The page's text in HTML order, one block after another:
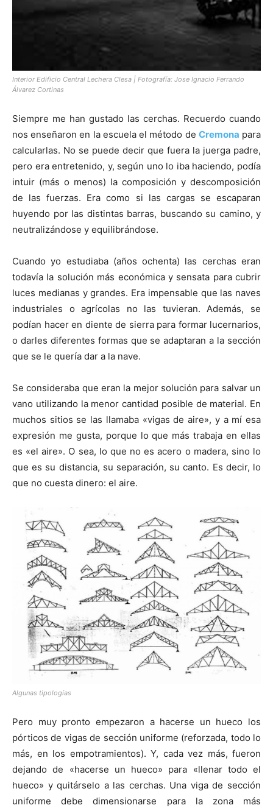
Interior Edificio Central Lechera Clesa | Fotografía: Jose Ignacio Ferrando
Álvarez Cortinas
Siempre me han gustado las cerchas. Recuerdo cuando
nos enseñaron en la escuela el método de Cremona para
calcularlas. No se puede decir que fuera la juerga padre,
pero era entretenido, y, según uno lo iba haciendo, podía
intuir (más o menos) la composición y descomposición
de las fuerzas. Era como si las cargas se escaparan
huyendo por las distintas barras, buscando su camino, y
neutralizándose y equilibrándose.
Cuando yo estudiaba (años ochenta) las cerchas eran
todavía la solución más económica y sensata para cubrir
luces medianas y grandes. Era impensable que las naves
industriales o agrícolas no las tuvieran. Además, se
podían hacer en diente de sierra para formar lucernarios,
o darles diferentes formas que se adaptaran a la sección
que se le quería dar a la nave.
Se consideraba que eran la mejor solución para salvar un
vano utilizando la menor cantidad posible de material. En
muchos sitios se las llamaba «vigas de aire», y a mí esa
expresión me gusta, porque lo que más trabaja en ellas
es «el aire». O sea, lo que no es acero o madera, sino lo
que es su distancia, su separación, su canto. Es decir, lo
que no cuesta dinero: el aire.
Algunas tipologías
Pero muy pronto empezaron a hacerse un hueco los
pórticos de vigas de sección uniforme (reforzada, todo lo
más, en los empotramientos). Y, cada vez más, fueron
dejando de «hacerse un hueco» para «llenar todo el
hueco» y quitárselo a las cerchas. Una viga de sección
uniforme debe dimensionarse para la zona más